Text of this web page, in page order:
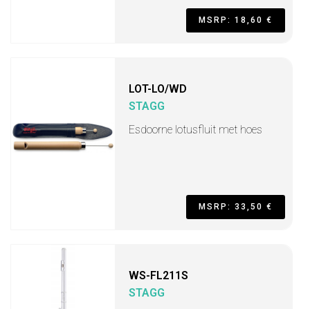
MSRP: 18,60 €
LOT-LO/WD
STAGG
Esdoorne lotusfluit met hoes
MSRP: 33,50 €
WS-FL211S
STAGG